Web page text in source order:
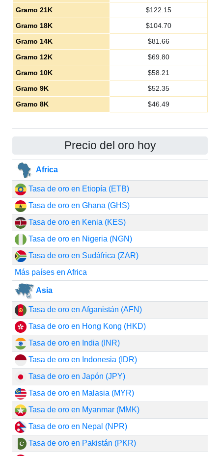
Gramo 21K
$122.15
Gramo 18K
$104.70
Gramo 14K
$81.66
Gramo 12K
$69.80
Gramo 10K
$58.21
Gramo 9K
$52.35
Gramo 8K
$46.49
Precio del oro hoy
Africa
Tasa de oro en Etiopía (ETB)
Tasa de oro en Ghana (GHS)
Tasa de oro en Kenia (KES)
Tasa de oro en Nigeria (NGN)
Tasa de oro en Sudáfrica (ZAR)
Más países en Africa
Asia
Tasa de oro en Afganistán (AFN)
Tasa de oro en Hong Kong (HKD)
Tasa de oro en India (INR)
Tasa de oro en Indonesia (IDR)
Tasa de oro en Japón (JPY)
Tasa de oro en Malasia (MYR)
Tasa de oro en Myanmar (MMK)
Tasa de oro en Nepal (NPR)
Tasa de oro en Pakistán (PKR)